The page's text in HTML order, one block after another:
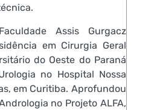
Assis Gurgacz
em Cirurgia Geral
do Oeste do Paraná
no Hospital Nossa
em Curitiba. Aprofundou
no Projeto ALFA,